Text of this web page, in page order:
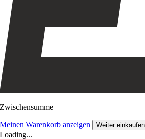
Zwischensumme
Meinen Warenkorb anzeigen Weiter einkaufen
Loading...